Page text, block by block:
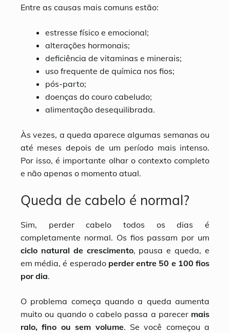
Entre as causas mais comuns estão:
estresse físico e emocional;
alterações hormonais;
deficiência de vitaminas e minerais;
uso frequente de química nos fios;
pós-parto;
doenças do couro cabeludo;
alimentação desequilibrada.
Às vezes, a queda aparece algumas semanas ou
até meses depois de um período mais intenso.
Por isso, é importante olhar o contexto completo
e não apenas o momento atual.
Queda de cabelo é normal?
Sim, perder cabelo todos os dias é
completamente normal. Os fios passam por um
ciclo natural de crescimento, pausa e queda, e
em média, é esperado perder entre 50 e 100 fios
por dia.
O problema começa quando a queda aumenta
muito ou quando o cabelo passa a parecer mais
ralo, fino ou sem volume. Se você começou a